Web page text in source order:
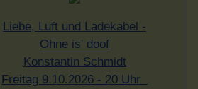
Liebe, Luft und Ladekabel -
Ohne is' doof
Konstantin Schmidt
Freitag 9.10.2026 - 20 Uhr